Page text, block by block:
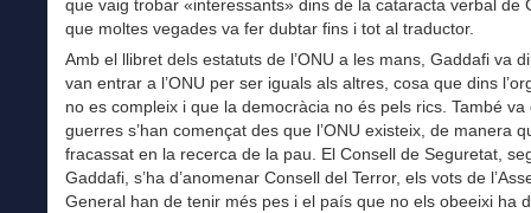
que vaig trobar «interessants» dins de la cataracta verbal de
que moltes vegades va fer dubtar fins i tot al traductor.
Amb el llibret dels estatuts de l’ONU a les mans, Gaddafi va
van entrar a l’ONU per ser iguals als altres, cosa que dins
no es compleix i que la democràcia no és pels rics. També va
guerres s’han començat des que l’ONU existeix, de manera
fracassat en la recerca de la pau. El Consell de Seguretat,
Gaddafi, s’ha d’anomenar Consell del Terror, els vots de
General han de tenir més pes i el país que no els obeeixi ha